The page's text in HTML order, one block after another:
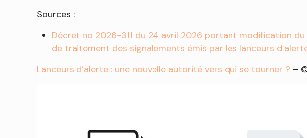
Sources :
Décret no 2026-311 du 24 avril 2026 portant modification
de traitement des signalements émis par les lanceurs
Lanceurs d’alerte : une nouvelle autorité vers qui se tourner ? –